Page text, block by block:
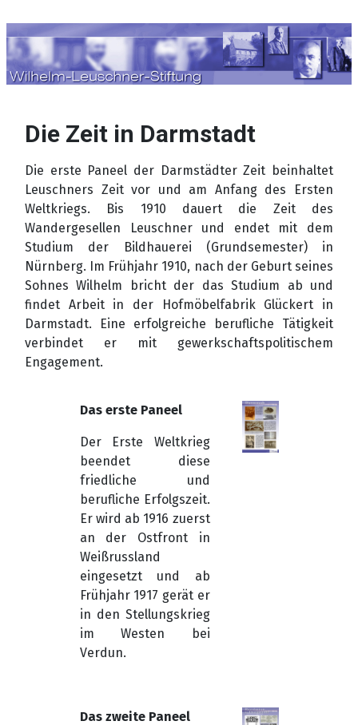
Die Zeit in Darmstadt
Die erste Paneel der Darmstädter Zeit beinhaltet
Leuschners Zeit vor und am Anfang des Ersten
Weltkriegs. Bis 1910 dauert die Zeit des
Wandergesellen Leuschner und endet mit dem
Studium der Bildhauerei (Grundsemester) in
Nürnberg. Im Frühjahr 1910, nach der Geburt seines
Sohnes Wilhelm bricht der das Studium ab und
findet Arbeit in der Hofmöbelfabrik Glückert in
Darmstadt. Eine erfolgreiche berufliche Tätigkeit
verbindet er mit gewerkschaftspolitischem
Engagement.
Das erste Paneel
Der Erste Weltkrieg
beendet diese
friedliche und
berufliche Erfolgszeit.
Er wird ab 1916 zuerst
an der Ostfront in
Weißrussland
eingesetzt und ab
Frühjahr 1917 gerät er
in den Stellungskrieg
im Westen bei
Verdun.
Das zweite Paneel